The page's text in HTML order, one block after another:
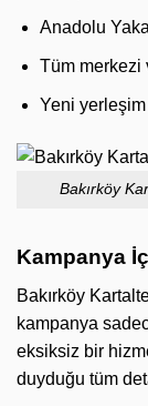
Anadolu
Tüm merkezi
Yeni
Bakırköy
Kampanya
Bakırköy
kampanya
eksiksiz bir
duyduğu tüm